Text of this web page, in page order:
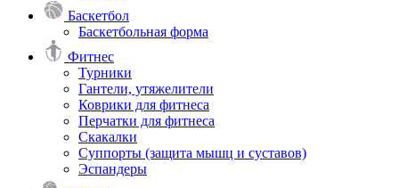
Баскетбол
Баскетбольная форма
Фитнес
Турники
Гантели, утяжелители
Коврики для фитнеса
Перчатки для фитнеса
Скакалки
Суппорты (защита мышц и суставов)
Эспандеры